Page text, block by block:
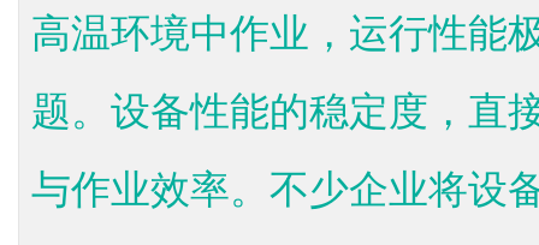
高温环境中作业，运行性能
题。设备性能的稳定度，直
与作业效率。不少企业将设